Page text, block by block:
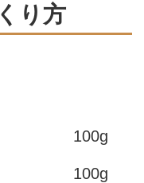
り方
100g
100g